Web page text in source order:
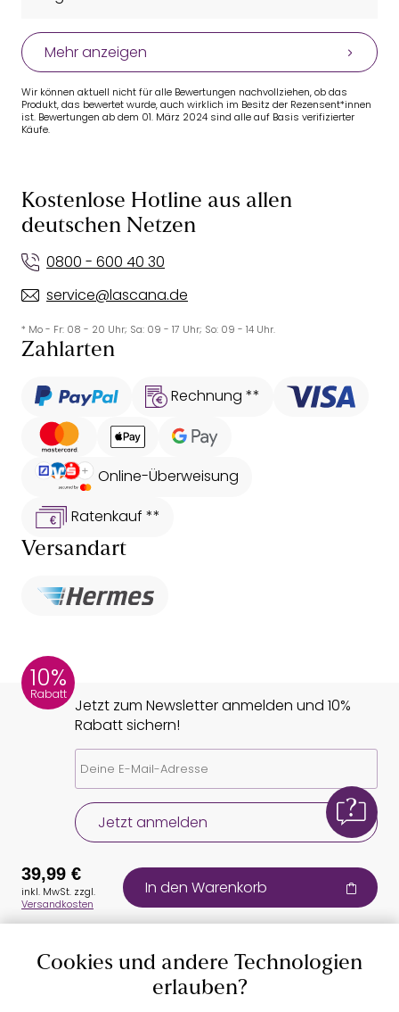
Mehr anzeigen
Wir können aktuell nicht für alle Bewertungen nachvollziehen, ob das
Produkt, das bewertet wurde, auch wirklich im Besitz der Rezensent*innen
ist. Bewertungen ab dem 01. März 2024 sind alle auf Basis verifizierter
Käufe.
Kostenlose Hotline aus allen
deutschen Netzen
0800 - 600 40 30
service@lascana.de
* Mo - Fr: 08 - 20 Uhr; Sa: 09 - 17 Uhr; So: 09 - 14 Uhr.
Zahlarten
Rechnung **
Online-Überweisung
Ratenkauf **
Versandart
10%
Rabatt
Jetzt zum Newsletter anmelden und 10%
Rabatt sichern!
Jetzt anmelden
Auszeichnungen
39,99 €
inkl. MwSt. zzgl.
Versandkosten
In den Warenkorb
Cookies und andere Technologien
erlauben?